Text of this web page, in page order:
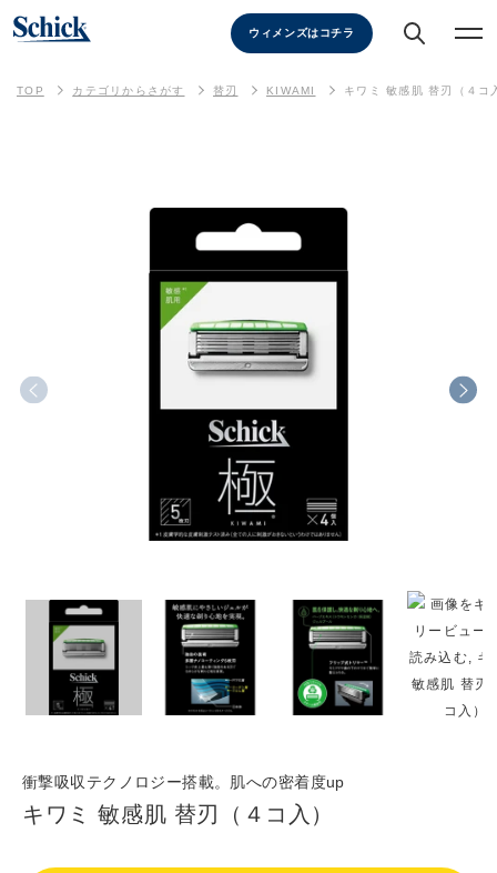
ウィメンズはコチラ
TOP カテゴリからさがす 替刃 KIWAMI キワミ 敏感肌 替刃（４コ
衝撃吸収テクノロジー搭載。肌への密着度up
キワミ 敏感肌 替刃（４コ入）